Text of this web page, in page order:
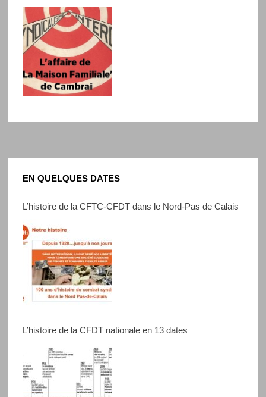
EN QUELQUES DATES
L’histoire de la CFTC-CFDT dans le Nord-Pas de Calais
L’histoire de la CFDT nationale en 13 dates